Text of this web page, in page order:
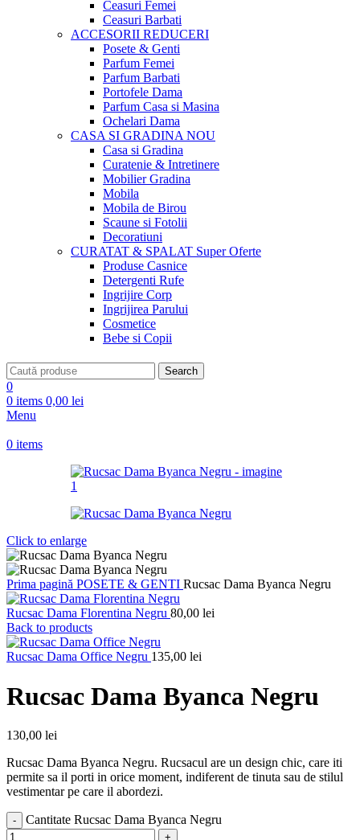
Ceasuri Femei
Ceasuri Barbati
ACCESORII REDUCERI
Posete & Genti
Parfum Femei
Parfum Barbati
Portofele Dama
Parfum Casa si Masina
Ochelari Dama
CASA SI GRADINANOU
Casa si Gradina
Curatenie & Intretinere
Mobilier Gradina
Mobila
Mobila de Birou
Scaune si Fotolii
Decoratiuni
CURATAT & SPALAT Super Oferte
Produse Casnice
Detergenti Rufe
Ingrijire Corp
Ingrijirea Parului
Cosmetice
Bebe si Copii
Search
0
0 items 0,00 lei
Menu
0 items
Click to enlarge
Prima pagină POSETE & GENTI Rucsac Dama Byanca Negru
Rucsac Dama Florentina Negru 80,00 lei
Back to products
Rucsac Dama Office Negru 135,00 lei
Rucsac Dama Byanca Negru
130,00 lei
Rucsac Dama Byanca Negru. Rucsacul are un design chic, care iti
permite sa il porti in orice moment, indiferent de tinuta sau de stilul
vestimentar pe care il abordezi.
Cantitate Rucsac Dama Byanca Negru